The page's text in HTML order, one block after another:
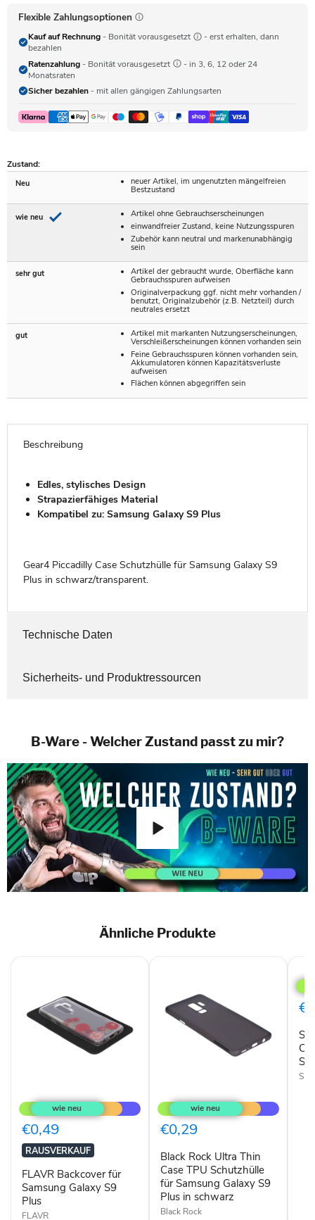
Flexible Zahlungsoptionen
Kauf auf Rechnung - Bonität vorausgesetzt
- erst erhalten, dann
bezahlen
Ratenzahlung - Bonität vorausgesetzt
- in 3, 6, 12 oder 24
Monatsraten
Sicher bezahlen - mit allen gängigen Zahlungsarten
Zustand:
Neu
neuer Artikel, im ungenutzten mängelfreien
Bestzustand
wie neu
Artikel ohne Gebrauchserscheinungen
einwandfreier Zustand, keine Nutzungsspuren
Zubehör kann neutral und markenunabhängig
sein
sehr gut
Artikel der gebraucht wurde, Oberfläche kann
Gebrauchsspuren aufweisen
Originalverpackung ggf. nicht mehr vorhanden /
benutzt, Originalzubehör (z.B. Netzteil) durch
neutrales ersetzt
gut
Artikel mit markanten Nutzungserscheinungen,
Verschleißerscheinungen können vorhanden sein
Feine Gebrauchsspuren können vorhanden sein,
Akkumulatoren können Kapazitätsverluste
aufweisen
Flächen können abgegriffen sein
Beschreibung
Edles, stylisches Design
Strapazierfähiges Material
Kompatibel zu: Samsung Galaxy S9 Plus
Gear4 Piccadilly Case Schutzhülle für Samsung Galaxy S9
Plus in schwarz/transparent.
Technische Daten
Sicherheits- und Produktressourcen
B-Ware - Welcher Zustand passt zu mir?
Ähnliche Produkte
Backcover
für
Samsung
Galaxy
S9
Plus
€0,49
RAUSVERKAUF
FLAVR Backcover für
Samsung Galaxy S9
Plus
FLAVR
Rock
Ultra
Thin
Case
Schutzhülle
für
Samsung
Galaxy
S9
Plus
€0,29
Black Rock Ultra Thin
Case TPU Schutzhülle
für Samsung Galaxy S9
Plus in schwarz
Black Rock
für
S9+
rot